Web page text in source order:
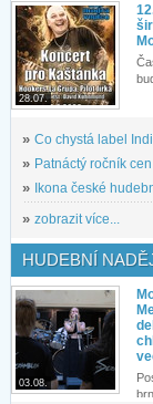
28.07.
» Co chystá label
» Patnáctý ročník
» Ikona české
» zobrazit více...
HUDEBNÍ
03.08.